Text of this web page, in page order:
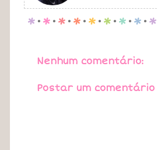
p . p . p . p . p . p . p . p . p
Nenhum comentário:
Postar um comentário